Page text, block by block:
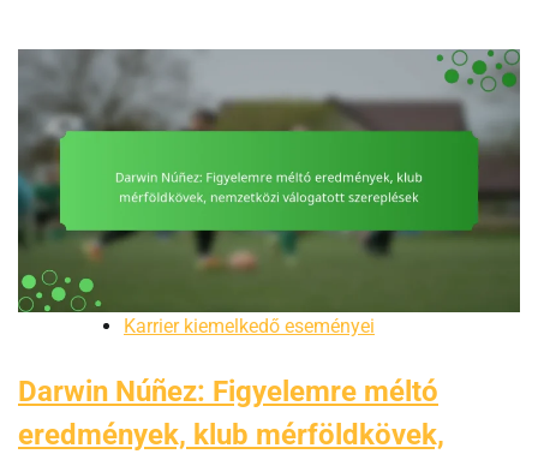
Karrier kiemelkedő eseményei
Darwin Núñez: Figyelemre méltó
eredmények, klub mérföldkövek,